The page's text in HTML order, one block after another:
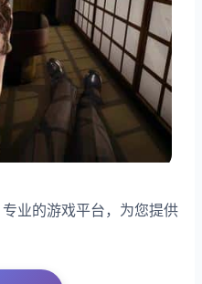
业的游戏平台，为您提供